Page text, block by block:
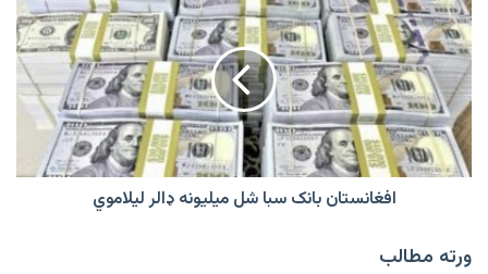
بانک
سبا
شل
میلیونه
ډالر
لیلاموي
افغانستان بانک سبا شل میلیونه ډالر لیلاموي
ورته مطالب